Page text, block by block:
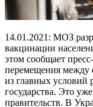
14.01.2021: МОЗ
вакцинации
этом сообщает
перемещения между
из главных условий
государства. Это
правительств. В